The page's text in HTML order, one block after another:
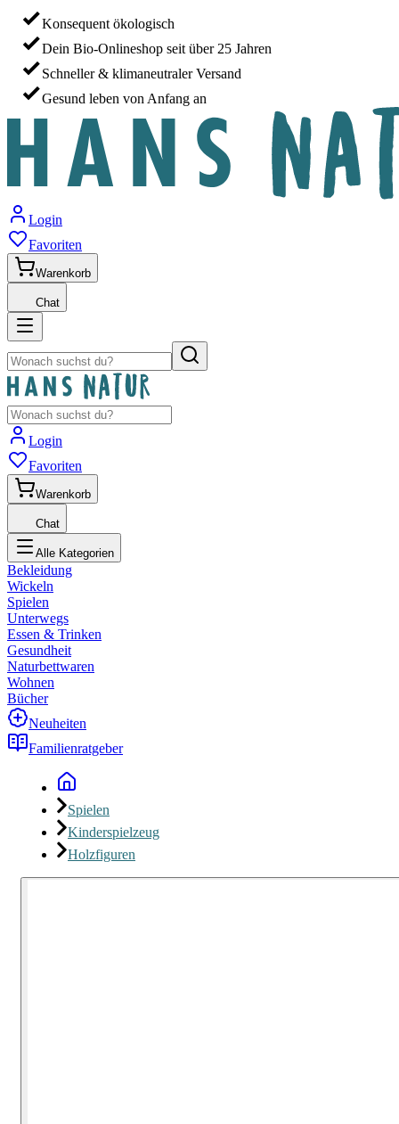
Konsequent ökologisch
Dein Bio-Onlineshop seit über 25 Jahren
Schneller & klimaneutraler Versand
Gesund leben von Anfang an
Login
Favoriten
Warenkorb
Chat
Login
Favoriten
Warenkorb
Chat
Alle Kategorien
Bekleidung
Wickeln
Spielen
Unterwegs
Essen & Trinken
Gesundheit
Naturbettwaren
Wohnen
Bücher
Neuheiten
Familienratgeber
Spielen
Kinderspielzeug
Holzfiguren